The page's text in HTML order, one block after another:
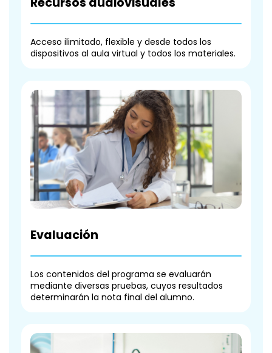
Acceso ilimitado, flexible y desde todos los
dispositivos al aula virtual y todos los materiales.
Evaluación
Los contenidos del programa se evaluarán
mediante diversas pruebas, cuyos resultados
determinarán la nota final del alumno.